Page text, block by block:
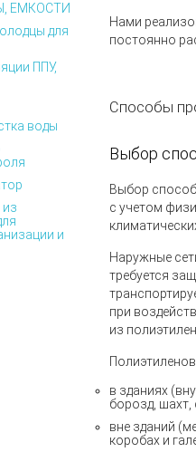
Нами
постоянно
Способы
Выбор
Выбор
с учетом
Наружные
требуется
при
из
в зданиях (
борозд, шахт,
вне зданий (
коробах и
ЕМКОСТИ
для
ППУ,
воды
и